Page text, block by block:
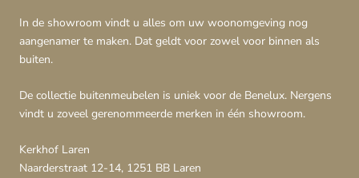
In de showroom vindt u alles om uw woonomgeving nog
aangenamer te maken. Dat geldt voor zowel voor binnen als
buiten.
De collectie buitenmeubelen is uniek voor de Benelux. Nergens
vindt u zoveel gerenommeerde merken in één showroom.
Kerkhof Laren
Naarderstraat 12-14, 1251 BB Laren